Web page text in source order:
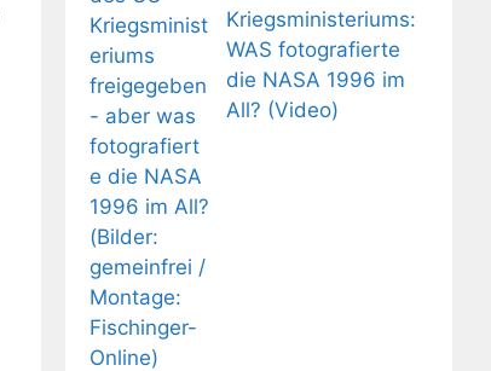
Kriegsministeriums:
WAS fotografierte
die NASA 1996 im
All? (Video)